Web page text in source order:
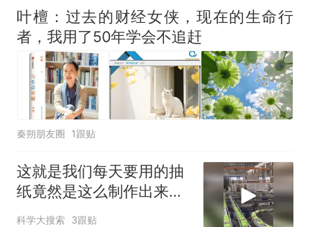
搜，网友：天塌了！
热 那个在床头放菜刀的女孩，
因老师一句“跟我回家”改写了
人生
叶檀：过去的财经女侠，现在的生命行
者，我用了50年学会不追赶
秦朔朋友圈 1跟贴
这就是我们每天要用的抽
纸竟然是这么制作出来的
原因
科学大搜索 3跟贴